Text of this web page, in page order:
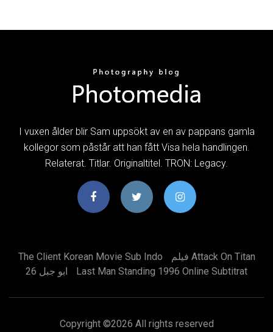
I vuxen ålder blir Sam uppsökt av en av pappans gamla
kollegor som påstår att han fått Visa hela handlingen.
Relaterat. Titlar. Originaltitel. TRON: Legacy.
The Client Korean Movie Sub Indo
فيلم Attack On Titan
ابو جبل 26
Last Man Standing 1996 Online Subtitrat
Copyright ©2026 All rights reserved